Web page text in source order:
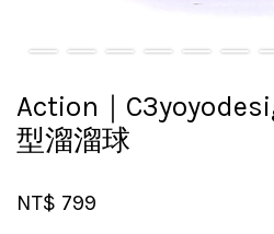
Action｜
型溜溜球
NT$ 799